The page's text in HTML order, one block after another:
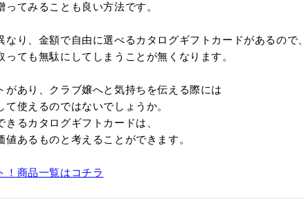
てみることも良い方法です。
なり、金額で自由に選べるカタログギフトカードがあるので、
っても無駄にしてしまうことが無くなります。
があり、クラブ嬢へと気持ちを伝える際には
使えるのではないでしょうか。
るカタログギフトカードは、
あるものと考えることができます。
！商品一覧はコチラ